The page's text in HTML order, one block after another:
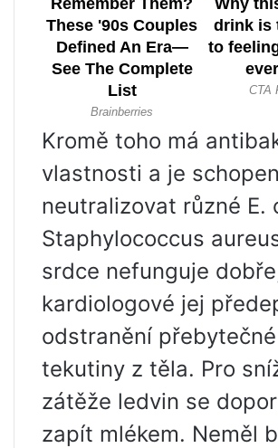
Kromě toho má
vlastnosti a je schopen
neutralizovat různé E.
Staphylococcus
srdce nefunguje
kardiologové jej
odstranění přebytečné
tekutiny z těla. Pro
zátěže ledvin se
zapít mlékem. Neměl